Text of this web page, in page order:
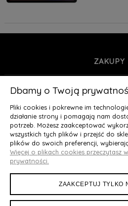
ZAKUPY
MOJE
O NAS
Deluxury.pl|| Struga 7, 90-420
5252902064 || tel.: 666 666 950, e-
Dbamy o Twoją
Pliki cookies i pokrewne im
działanie strony i pomagają nam
potrzeb. Możesz zaakceptować
wszystkich tych plików i przejść do
plików do swoich preferencji,
Więcej o plikach cookies przeczytasz
prywatności.
ZAAKCEPTUJ TYLKO